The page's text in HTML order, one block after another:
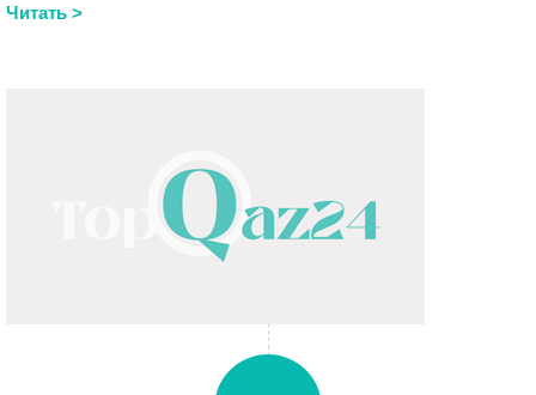
Читать >